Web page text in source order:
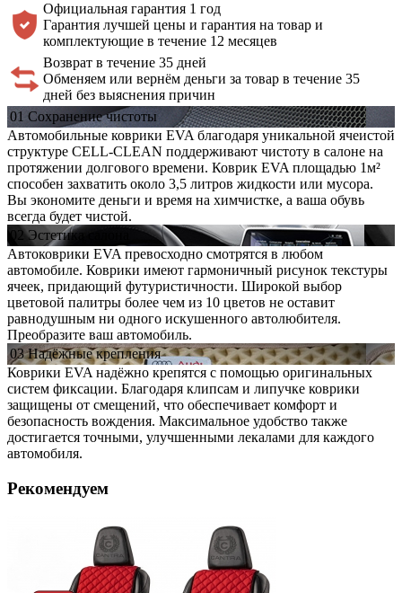
Официальная гарантия 1 год
Гарантия лучшей цены и гарантия на товар и
комплектующие в течение 12 месяцев
Возврат в течение 35 дней
Обменяем или вернём деньги за товар в течение 35
дней без выяснения причин
01 Сохранение чистоты
Автомобильные коврики EVA благодаря уникальной ячеистой
структуре CELL-CLEAN поддерживают чистоту в салоне на
протяжении долгового времени. Коврик EVA площадью 1м²
способен захватить около 3,5 литров жидкости или мусора.
Вы экономите деньги и время на химчистке, а ваша обувь
всегда будет чистой.
02 Эстетика
Автоковрики EVA превосходно смотрятся в любом
автомобиле. Коврики имеют гармоничный рисунок текстуры
ячеек, придающий футуристичности. Широкой выбор
цветовой палитры более чем из 10 цветов не оставит
равнодушным ни одного искушенного автолюбителя.
Преобразите ваш автомобиль.
03 Надёжные крепления
Коврики EVA надёжно крепятся с помощью оригинальных
систем фиксации. Благодаря клипсам и липучке коврики
защищены от смещений, что обеспечивает комфорт и
безопасность вождения. Максимальное удобство также
достигается точными, улучшенными лекалами для каждого
автомобиля.
Рекомендуем